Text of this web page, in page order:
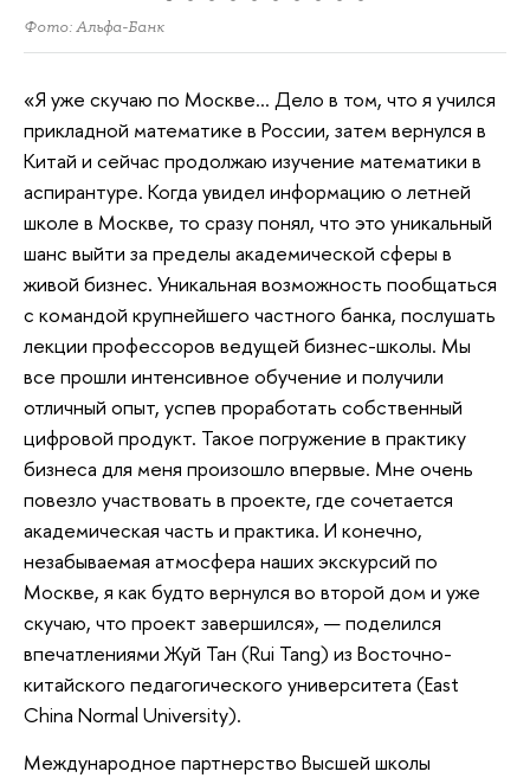
Фото: Альфа-Банк
«Я уже скучаю по Москве… Дело в том, что я учился
прикладной математике в России, затем вернулся в
Китай и сейчас продолжаю изучение математики в
аспирантуре. Когда увидел информацию о летней
школе в Москве, то сразу понял, что это уникальный
шанс выйти за пределы академической сферы в
живой бизнес. Уникальная возможность пообщаться
с командой крупнейшего частного банка, послушать
лекции профессоров ведущей бизнес-школы. Мы
все прошли интенсивное обучение и получили
отличный опыт, успев проработать собственный
цифровой продукт. Такое погружение в практику
бизнеса для меня произошло впервые. Мне очень
повезло участвовать в проекте, где сочетается
академическая часть и практика. И конечно,
незабываемая атмосфера наших экскурсий по
Москве, я как будто вернулся во второй дом и уже
скучаю, что проект завершился», — поделился
впечатлениями Жуй Тан (Rui Tang) из Восточно-
китайского педагогического университета (East
China Normal University).
Международное партнерство Высшей школы